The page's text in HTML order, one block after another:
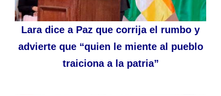
Lara dice a Paz que corrija el rumbo y
advierte que “quien le miente al pueblo
traiciona a la patria”